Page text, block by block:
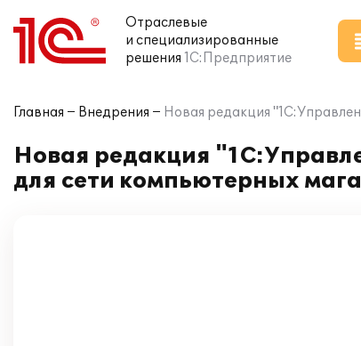
Отраслевые
и специализированные
решения 1С:Предприятие
Главная Внедрения Новая редакция
Новая редакция
для сети компьютерных